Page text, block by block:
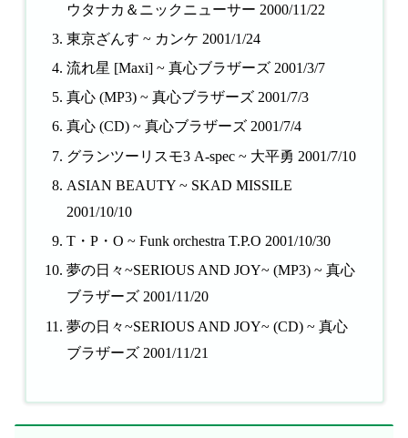
ウタナカ＆ニックニューサー 2000/11/22
東京ざんす ~ カンケ 2001/1/24
流れ星 [Maxi] ~ 真心ブラザーズ 2001/3/7
真心 (MP3) ~ 真心ブラザーズ 2001/7/3
真心 (CD) ~ 真心ブラザーズ 2001/7/4
グランツーリスモ3 A-spec ~ 大平勇 2001/7/10
ASIAN BEAUTY ~ SKAD MISSILE
2001/10/10
T・P・O ~ Funk orchestra T.P.O 2001/10/30
夢の日々~SERIOUS AND JOY~ (MP3) ~ 真心
ブラザーズ 2001/11/20
夢の日々~SERIOUS AND JOY~ (CD) ~ 真心
ブラザーズ 2001/11/21